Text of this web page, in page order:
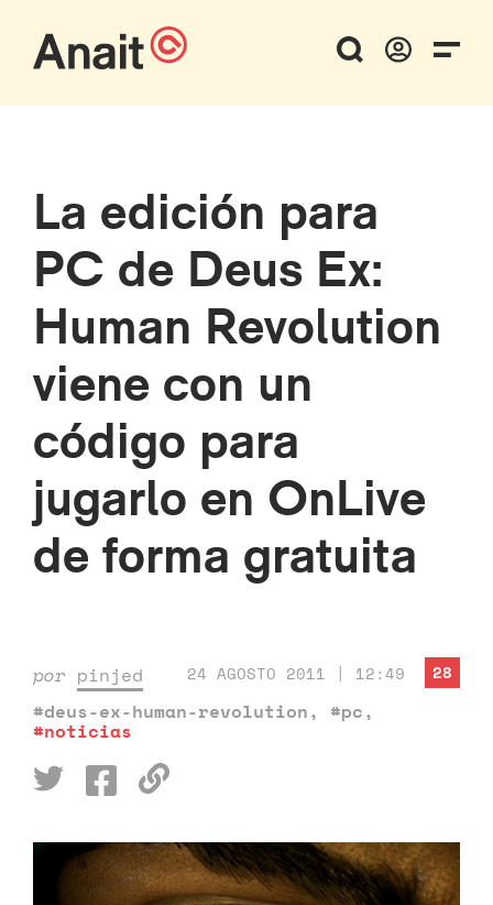
La edición para
PC de Deus Ex:
Human Revolution
viene con un
código para
jugarlo en OnLive
de forma gratuita
por pinjed 24 AGOSTO 2011 | 12:49
#deus-ex-human-revolution, #pc,
#noticias
28